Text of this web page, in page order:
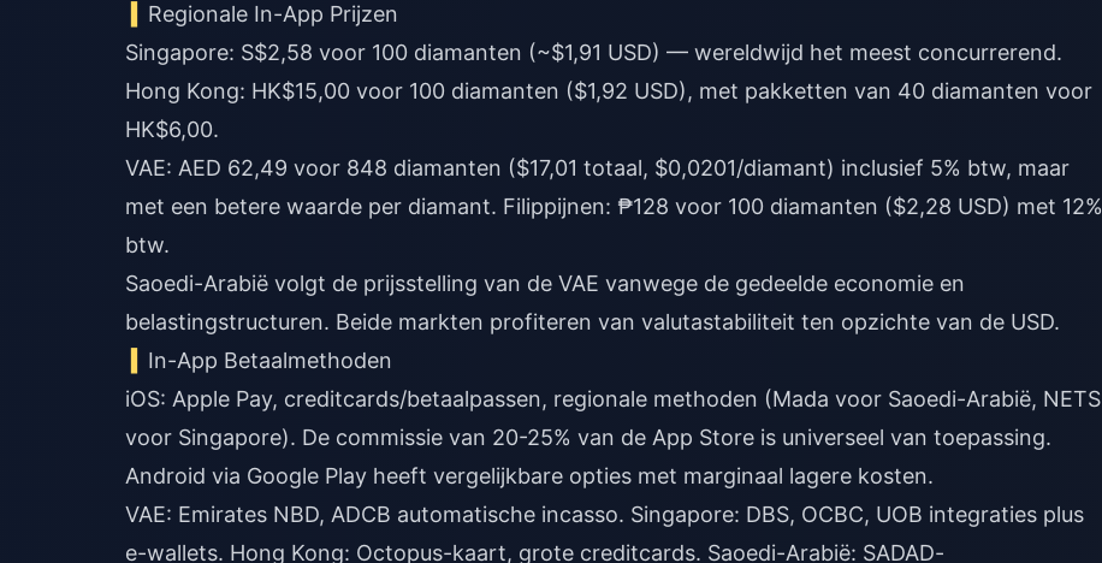
Regionale In-App Prijzen
Singapore: S$2,58 voor 100 diamanten (~$1,91 USD) — wereldwijd het meest concurrerend.
Hong Kong: HK$15,00 voor 100 diamanten ($1,92 USD), met pakketten van 40 diamanten voor
HK$6,00.
VAE: AED 62,49 voor 848 diamanten ($17,01 totaal, $0,0201/diamant) inclusief 5% btw, maar
met een betere waarde per diamant. Filippijnen: ₱128 voor 100 diamanten ($2,28 USD) met 12%
btw.
Saoedi-Arabië volgt de prijsstelling van de VAE vanwege de gedeelde economie en
belastingstructuren. Beide markten profiteren van valutastabiliteit ten opzichte van de USD.
In-App Betaalmethoden
iOS: Apple Pay, creditcards/betaalpassen, regionale methoden (Mada voor Saoedi-Arabië, NETS
voor Singapore). De commissie van 20-25% van de App Store is universeel van toepassing.
Android via Google Play heeft vergelijkbare opties met marginaal lagere kosten.
VAE: Emirates NBD, ADCB automatische incasso. Singapore: DBS, OCBC, UOB integraties plus
e-wallets. Hong Kong: Octopus-kaart, grote creditcards. Saoedi-Arabië: SADAD-